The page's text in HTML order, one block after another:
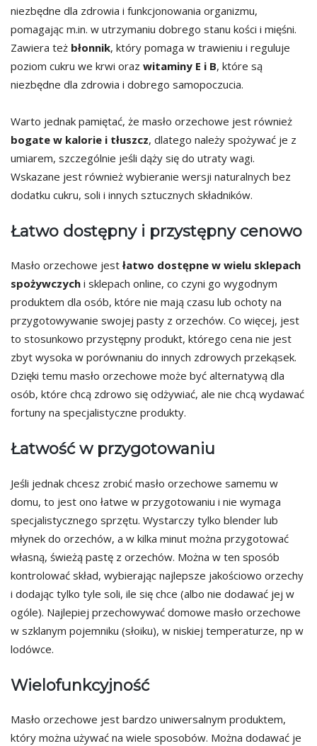
niezbędne dla zdrowia i funkcjonowania organizmu,
pomagając m.in. w utrzymaniu dobrego stanu kości i mięśni.
Zawiera też błonnik, który pomaga w trawieniu i reguluje
poziom cukru we krwi oraz witaminy E i B, które są
niezbędne dla zdrowia i dobrego samopoczucia.
Warto jednak pamiętać, że masło orzechowe jest również
bogate w kalorie i tłuszcz, dlatego należy spożywać je z
umiarem, szczególnie jeśli dąży się do utraty wagi.
Wskazane jest również wybieranie wersji naturalnych bez
dodatku cukru, soli i innych sztucznych składników.
Łatwo dostępny i przystępny cenowo
Masło orzechowe jest łatwo dostępne w wielu sklepach
spożywczych i sklepach online, co czyni go wygodnym
produktem dla osób, które nie mają czasu lub ochoty na
przygotowywanie swojej pasty z orzechów. Co więcej, jest
to stosunkowo przystępny produkt, którego cena nie jest
zbyt wysoka w porównaniu do innych zdrowych przekąsek.
Dzięki temu masło orzechowe może być alternatywą dla
osób, które chcą zdrowo się odżywiać, ale nie chcą wydawać
fortuny na specjalistyczne produkty.
Łatwość w przygotowaniu
Jeśli jednak chcesz zrobić masło orzechowe samemu w
domu, to jest ono łatwe w przygotowaniu i nie wymaga
specjalistycznego sprzętu. Wystarczy tylko blender lub
młynek do orzechów, a w kilka minut można przygotować
własną, świeżą pastę z orzechów. Można w ten sposób
kontrolować skład, wybierając najlepsze jakościowo orzechy
i dodając tylko tyle soli, ile się chce (albo nie dodawać jej w
ogóle). Najlepiej przechowywać domowe masło orzechowe
w szklanym pojemniku (słoiku), w niskiej temperaturze, np w
lodówce.
Wielofunkcyjność
Masło orzechowe jest bardzo uniwersalnym produktem,
który można używać na wiele sposobów. Można dodawać je